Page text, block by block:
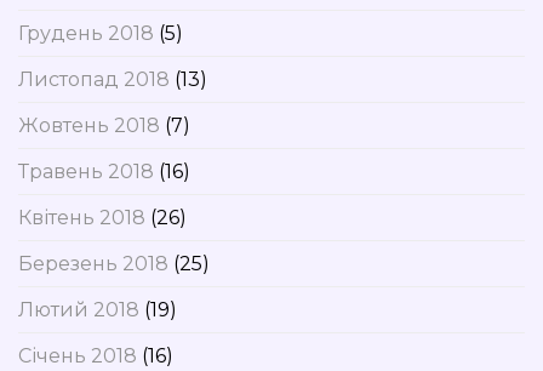
Грудень 2018 (5)
Листопад 2018 (13)
Жовтень 2018 (7)
Травень 2018 (16)
Квітень 2018 (26)
Березень 2018 (25)
Лютий 2018 (19)
Січень 2018 (16)